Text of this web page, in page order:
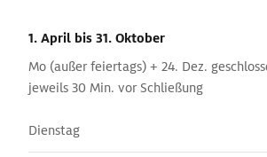
1. April bis 31. Oktober
Mo (außer feiertags) + 24. Dez.
jeweils 30 Min. vor Schließung
Dienstag